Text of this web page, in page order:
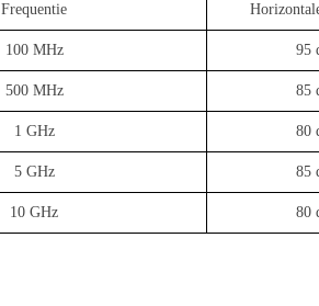
Frequentie
100 MHz 95
500 MHz 85
1 GHz 80
5 GHz 85
10 GHz 80